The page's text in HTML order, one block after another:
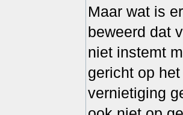
Maar wat is
beweerd dat
niet instemt
gericht op
vernietiging